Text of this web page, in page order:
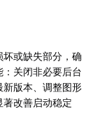
或缺失部分，确
关闭非必要后台
新版本、调整图形
改善启动稳定